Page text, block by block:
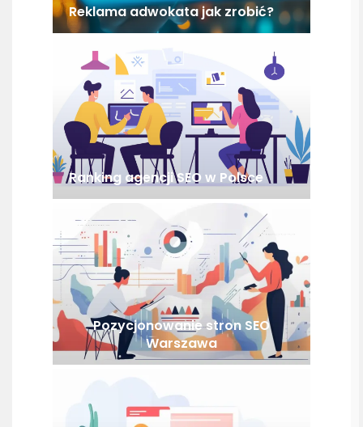
Reklama adwokata jak zrobić?
Ranking agencji SEO w Polsce
Pozycjonowanie stron SEO
Warszawa